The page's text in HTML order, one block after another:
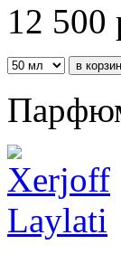
12 500